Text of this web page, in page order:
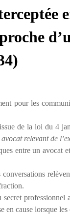
pour les
de la loi du 4
relevant de
entre un avocat
professionnel
en cause lorsque